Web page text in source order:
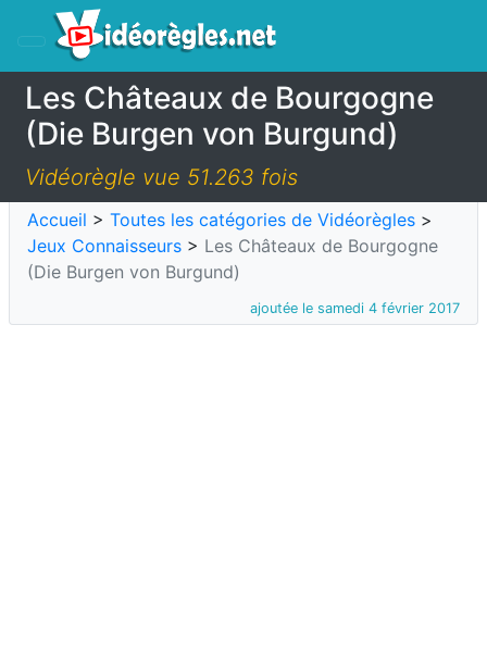
Les Châteaux de Bourgogne
(Die Burgen von Burgund)
Vidéorègle vue 51.263 fois
Accueil > Toutes les catégories de Vidéorègles >
Jeux Connaisseurs > Les Châteaux de Bourgogne
(Die Burgen von Burgund)
ajoutée le samedi 4 février 2017